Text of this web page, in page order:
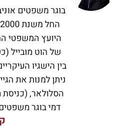
היועץ המשפטי
של הוט מובייל
בין הישגיו
ניתן למנות את
הסלולאר,
דמי בוגר